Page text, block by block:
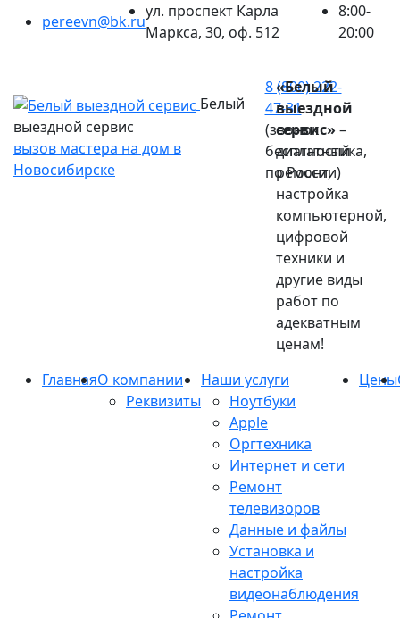
pereevn@bk.ru
ул. проспект Карла
Маркса, 30, оф. 512
8:00-
20:00
Белый
выездной сервис
вызов мастера на дом в
Новосибирске
8 (800) 222-
47-31
(звонок
бесплатный
по России)
«Белый
выездной
сервис» –
диагностика,
ремонт,
настройка
компьютерной,
цифровой
техники и
другие виды
работ по
адекватным
ценам!
ГлавнаяО компании
Реквизиты
Наши услуги
Ноутбуки
Apple
Оргтехника
Интернет и сети
Ремонт
телевизоров
Данные и файлы
Установка и
настройка
видеонаблюдения
Цены